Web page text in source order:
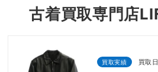
古着買取専門店
買取実績 買取